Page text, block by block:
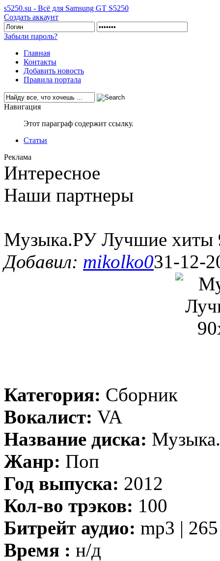
s5250.su - Всё для Samsung GT S5250
Создать аккаунт
Забыли пароль?
Главная
Контакты
Добавить новость
Правила портала
Навигация
Этот параграф содержит ссылку.
Статьи
Реклама
Интересное
Наши партнеры
Музыка.РУ Лучшие хиты
Добавил: mikolko031-12-
Категория: Сборник
Вокалист: VA
Название диска:
Жанр: Поп
Год выпуска: 2012
Кол-во трэков: 100
Битрейт аудио: mp3 |
Время : н/д